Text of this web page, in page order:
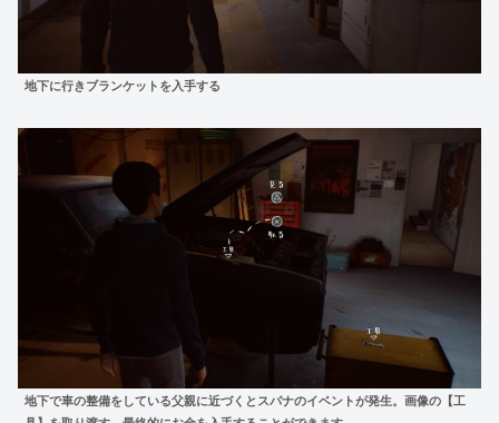
地下に行きブランケットを入手する
地下で車の整備をしている父親に近づくとスパナのイベントが発生。画像の【工